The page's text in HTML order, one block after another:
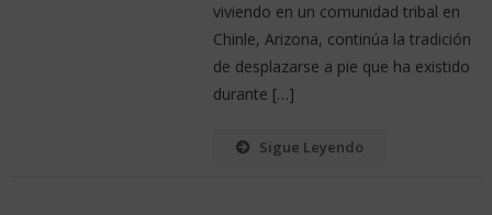
viviendo en un comunidad tribal en
Chinle, Arizona, continúa la tradición
de desplazarse a pie que ha existido
durante […]
Sigue Leyendo